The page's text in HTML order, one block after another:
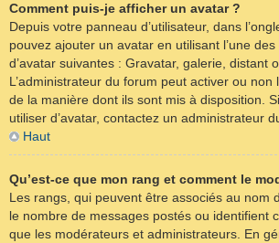
Comment puis-je afficher un avatar ?
Depuis votre panneau d’utilisateur, dans
pouvez ajouter un avatar en utilisant l’une
d’avatar suivantes : Gravatar, galerie, distant
L’administrateur du forum peut activer ou
de la manière dont ils sont mis à disposition.
utiliser d’avatar, contactez un administrateur
Haut
Qu’est-ce que mon rang et comment le
Les rangs, qui peuvent être associés au nom
le nombre de messages postés ou identifient
que les modérateurs et administrateurs. En